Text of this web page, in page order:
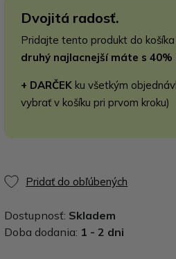
Dvojitá radosť.
Pridajte tento produkt do
druhý najlacnejší máte s 40%
+ DARČEK ku všetkým
vybrať v košíku pri prvom kroku)
Pridať do obľúbených
Dostupnosť: Skladem
Doba dodania: 1 - 2 dni